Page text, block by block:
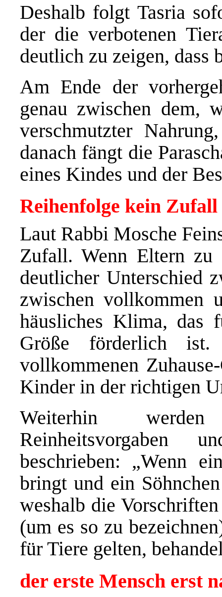
Deshalb folgt Tasria
der die verbotenen
deutlich zu zeigen,
Am Ende der
genau zwischen dem,
verschmutzter
danach fängt die
eines Kindes und der
Reihenfolge kein Zufall
Laut Rabbi Mosche
Zufall. Wenn Eltern zu
deutlicher Unterschied
zwischen vollkommen
häusliches Klima, das
Größe förderlich
vollkommenen
Kinder in der richtigen
Weiterhin
Reinheitsvorgaben
beschrieben: „Wenn
bringt und ein
weshalb die
(um es so zu
für Tiere gelten,
der erste Mensch erst